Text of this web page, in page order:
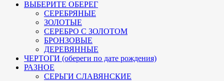
ВЫБЕРИТЕ ОБЕРЕГ
СЕРЕБРЯНЫЕ
ЗОЛОТЫЕ
СЕРЕБРО С ЗОЛОТОМ
БРОНЗОВЫЕ
ДЕРЕВЯННЫЕ
ЧЕРТОГИ (обереги по дате рождения)
РАЗНОЕ
СЕРЬГИ СЛАВЯНСКИЕ